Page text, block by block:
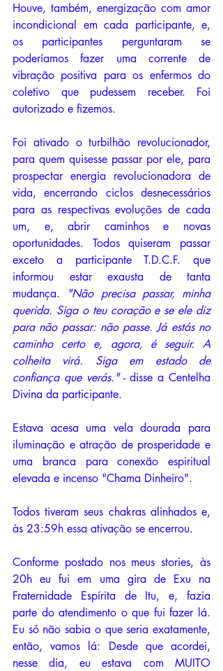
Houve, também, energização com amor
incondicional em cada participante, e,
os participantes perguntaram se
poderíamos fazer uma corrente de
vibração positiva para os enfermos do
coletivo que pudessem receber. Foi
autorizado e fizemos.
Foi ativado o turbilhão revolucionador,
para quem quisesse passar por ele, para
prospectar energia revolucionadora de
vida, encerrando ciclos desnecessários
para as respectivas evoluções de cada
um, e, abrir caminhos e novas
oportunidades. Todos quiseram passar
exceto a participante T.D.C.F. que
informou estar exausta de tanta
mudança.
"Não precisa passar, minha
querida. Siga o teu coração e se ele diz
para não passar: não passe. Já estás no
caminho certo e, agora, é seguir. A
colheita virá. Siga em estado de
confiança que verás." - disse a Centelha
Divina da participante.
Estava acesa uma vela dourada para
iluminação e atração de prosperidade e
uma branca para conexão espiritual
elevada e incenso "Chama Dinheiro".
Todos tiveram seus chakras alinhados e,
às 23:59h essa ativação se encerrou.
Conforme postado nos meus stories, às
20h eu fui em uma gira de Exu na
Fraternidade Espírita de Itu, e, fazia
parte do atendimento o que fui fazer lá.
Eu só não sabia o que seria exatamente,
então, vamos lá: Desde que acordei,
nesse dia, eu estava com MUITO